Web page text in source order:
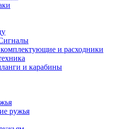
и расходники
и карабины
ружья